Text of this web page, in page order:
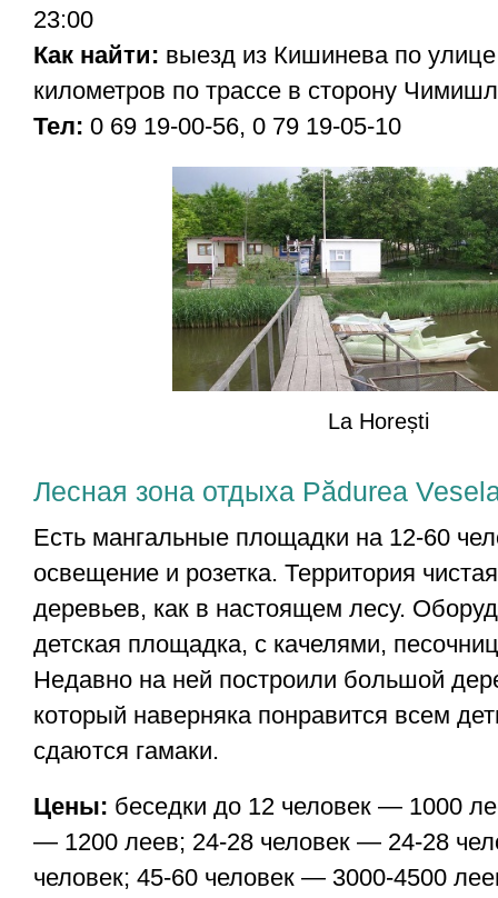
23:00
Как найти: выезд из Кишинева по
километров по трассе в сторону
Тел: 0 69 19-00-56, 0 79 19-05-10
La Horești
Лесная зона отдыха Pădurea
Есть мангальные площадки на 12-60
освещение и розетка. Территория
деревьев, как в настоящем лесу.
детская площадка, с качелями,
Недавно на ней построили большой
который наверняка понравится всем
сдаются гамаки.
Цены: беседки до 12 человек — 1000
— 1200 леев; 24-28 человек — 24-28
человек; 45-60 человек — 3000-4500